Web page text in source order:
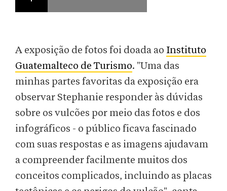
A exposição de fotos foi doada ao Instituto
Guatemalteco de Turismo. "Uma das
minhas partes favoritas da exposição era
observar Stephanie responder às dúvidas
sobre os vulcões por meio das fotos e dos
infográficos - o público ficava fascinado
com suas respostas e as imagens ajudavam
a compreender facilmente muitos dos
conceitos complicados, incluindo as placas